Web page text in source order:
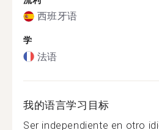
西班牙语
学
法语
我的语言学习目标
Ser independiente en otro